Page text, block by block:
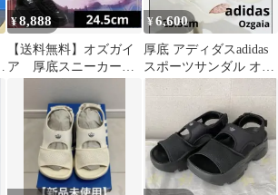
¥8,888
【送料無料】オズガイ
ア 厚底スニーカー
¥6,600
厚底 アディダスadidas
スポーツサンダル オズ